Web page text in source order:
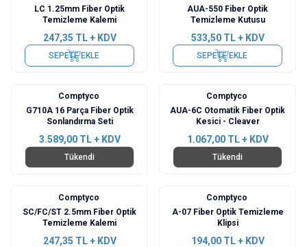
LC 1.25mm Fiber Optik
Temizleme Kalemi
247,35 TL + KDV
SEPETE EKLE
AUA-550 Fiber Optik
Temizleme Kutusu
533,50TL + KDV
SEPETE EKLE
Comptyco
G710A 16 Parça Fiber Optik
Sonlandırma Seti
3.589,00TL + KDV
Tükendi
Comptyco
AUA-6C Otomatik Fiber Optik
Kesici - Cleaver
1.067,00TL + KDV
Tükendi
Comptyco
SC/FC/ST 2.5mm Fiber Optik
Temizleme Kalemi
247,35 TL + KDV
Comptyco
A-07 Fiber Optik Temizleme
Klipsi
194,00TL + KDV